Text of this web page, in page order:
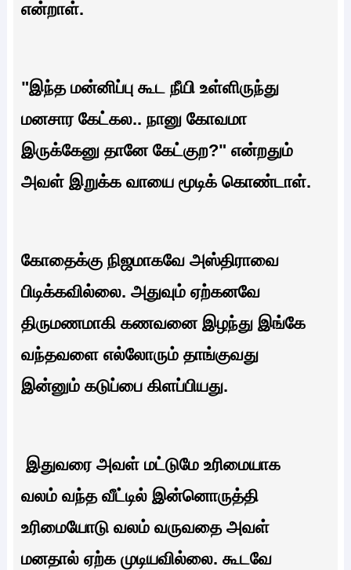
என்றாள்.
"இந்த மன்னிப்பு கூட நீயி உள்ளிருந்து
மனசார கேட்கல.. நானு கோவமா
இருக்கேனு தானே கேட்குற?" என்றதும்
அவள் இறுக்க வாயை மூடிக் கொண்டாள்.
கோதைக்கு நிஜமாகவே அஸ்திராவை
பிடிக்கவில்லை. அதுவும் ஏற்கனவே
திருமணமாகி கணவனை இழந்து இங்கே
வந்தவளை எல்லோரும் தாங்குவது
இன்னும் கடுப்பை கிளப்பியது.
இதுவரை அவள் மட்டுமே உரிமையாக
வலம் வந்த வீட்டில் இன்னொருத்தி
உரிமையோடு வலம் வருவதை அவள்
மனதால் ஏற்க முடியவில்லை. கூடவே